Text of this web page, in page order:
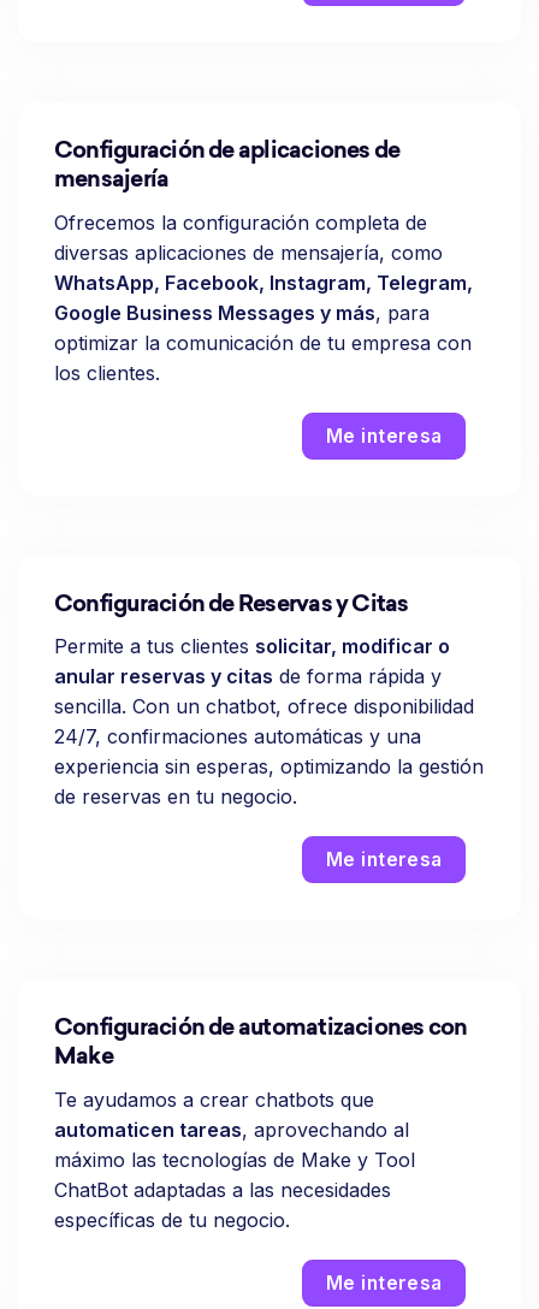
Configuración de aplicaciones de
mensajería
Ofrecemos la configuración completa de
diversas aplicaciones de mensajería, como
WhatsApp, Facebook, Instagram, Telegram,
Google Business Messages y más, para
optimizar la comunicación de tu empresa con
los clientes.
Me interesa
Configuración de Reservas y Citas
Permite a tus clientes solicitar, modificar o
anular reservas y citas de forma rápida y
sencilla. Con un chatbot, ofrece disponibilidad
24/7, confirmaciones automáticas y una
experiencia sin esperas, optimizando la gestión
de reservas en tu negocio.
Me interesa
Configuración de automatizaciones con
Make
Te ayudamos a crear chatbots que
automaticen tareas, aprovechando al
máximo las tecnologías de Make y Tool
ChatBot adaptadas a las necesidades
específicas de tu negocio.
Me interesa